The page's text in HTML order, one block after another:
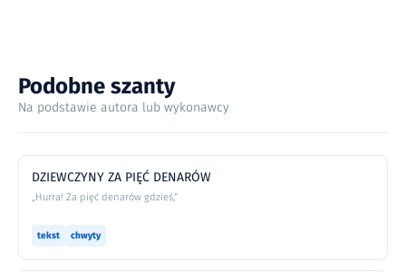
Podobne szanty
Na podstawie autora lub wykonawcy
DZIEWCZYNY ZA PIĘĆ DENARÓW
„Hurra! Za pięć denarów gdzieś,”
tekst chwyty